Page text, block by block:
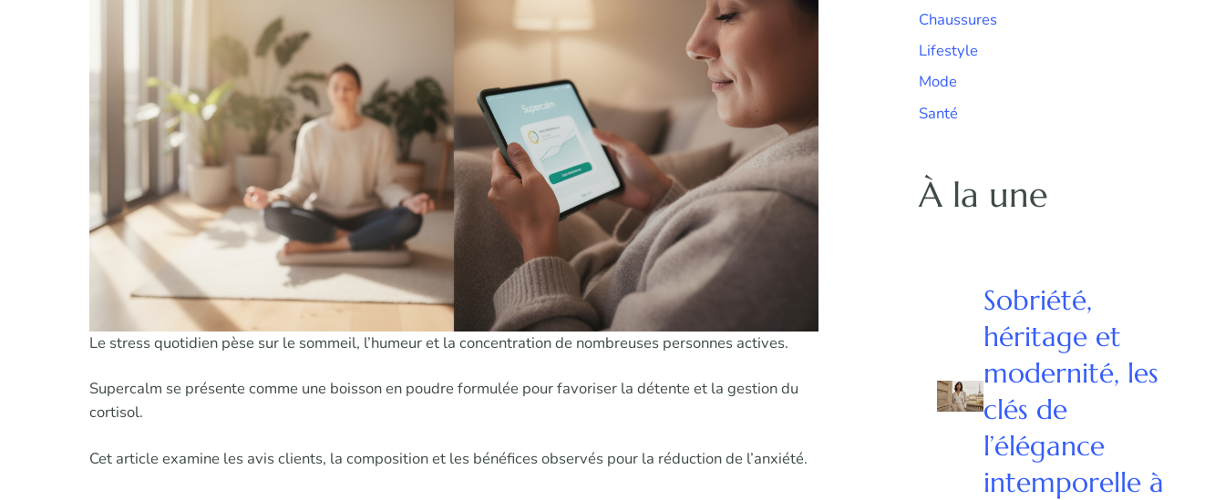
Le stress quotidien pèse sur le sommeil, l’humeur et la concentration de nombreuses personnes actives.
Supercalm se présente comme une boisson en poudre formulée pour favoriser la détente et la gestion du
cortisol.
Cet article examine les avis clients, la composition et les bénéfices observés pour la réduction de l’anxiété.
Chaussures
Lifestyle
Mode
Santé
À la une
Sobriété,
héritage et
modernité, les
clés de
l’élégance
intemporelle à